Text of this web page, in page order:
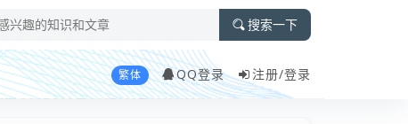
搜索一下
繁体 QQ登录 注册/登录